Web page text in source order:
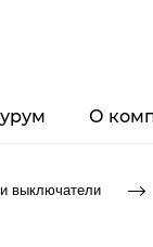
О
и выключатели